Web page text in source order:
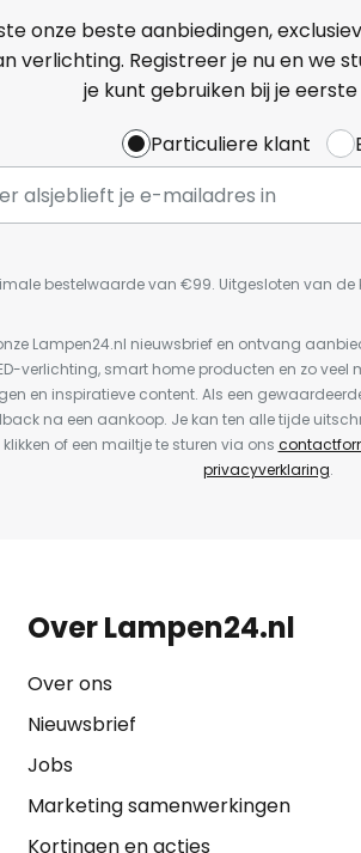
onze beste aanbiedingen,
verlichting. Registreer je nu en we
je kunt gebruiken bij je
Particuliere klant
bestelwaarde van €99. Uitgesloten van de
Lampen24.nl nieuwsbrief en ontvang
verlichting, smart home producten en zo veel
en inspiratieve content. Als een
na een aankoop. Je kan ten alle tijde
of een mailtje te sturen via ons
privacyverklaring.
Over Lampen24.nl
Over ons
Nieuwsbrief
Jobs
Marketing samenwerkingen
Kortingen en acties